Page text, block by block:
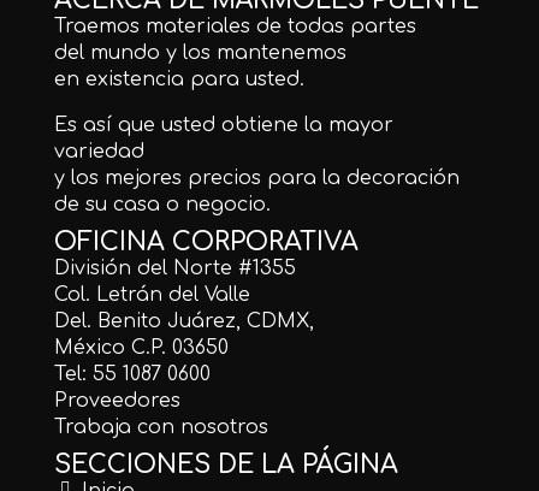
Traemos materiales de todas partes
del mundo y los mantenemos
en existencia para usted.
Es así que usted obtiene la mayor
variedad
y los mejores precios para la decoración
de su casa o negocio.
OFICINA CORPORATIVA
División del Norte #1355
Col. Letrán del Valle
Del. Benito Juárez, CDMX,
México C.P. 03650
Tel: 55 1087 0600
Proveedores
Trabaja con nosotros
SECCIONES DE LA PÁGINA